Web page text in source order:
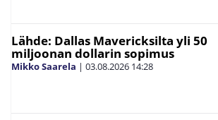
Lähde: Dallas Mavericksilta yli 50
miljoonan dollarin sopimus
Mikko Saarela | 03.08.2026 14:28